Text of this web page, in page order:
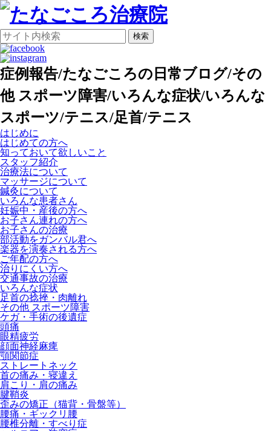
検索
症例報告/たなごころの日常ブログ/その
他 スポーツ障害/いろんな症状/いろんな
スポーツ/テニス/足首/テニス
はじめに
はじめての方へ
知っておいて欲しいこと
スタッフ紹介
治療法について
マッサージについて
鍼灸について
いろんな患者さん
妊娠中・産後の方へ
お子さん連れの方へ
お子さんの治療
部活動をガンバル君へ
楽器を演奏される方へ
ご年配の方へ
治りにくい方へ
交通事故の治療
いろんな症状
足首の捻挫・肉離れ
その他 スポーツ障害
ケガ・手術の後遺症
頭痛
眼精疲労
顔面神経麻痺
顎関節症
ストレートネック
首の痛み・寝違え
肩こり・肩の痛み
腱鞘炎
歪みの矯正（猫背・骨盤等）
腰痛・ギックリ腰
腰椎分離・すべり症